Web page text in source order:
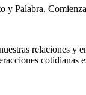
Palabra.
relaciones y
cotidianas